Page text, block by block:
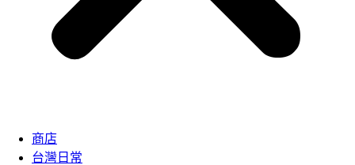
商店
台灣日常